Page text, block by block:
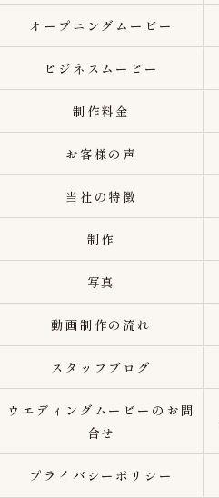
オープニングムービー
ビジネスムービー
制作料金
お客様の声
当社の特徴
制作
写真
動画制作の流れ
スタッフブログ
ウエディングムービーのお問
合せ
プライバシーポリシー